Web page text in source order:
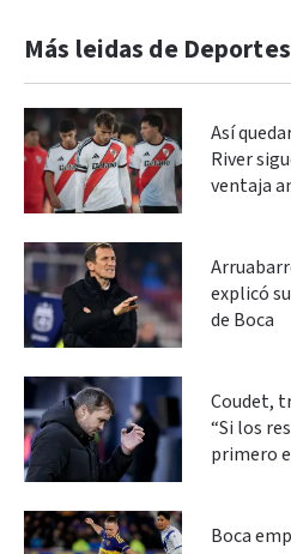
Más leidas de Deportes
Así
River
ventaja
explicó
de Boca
Coudet,
“Si los
primero
Boca